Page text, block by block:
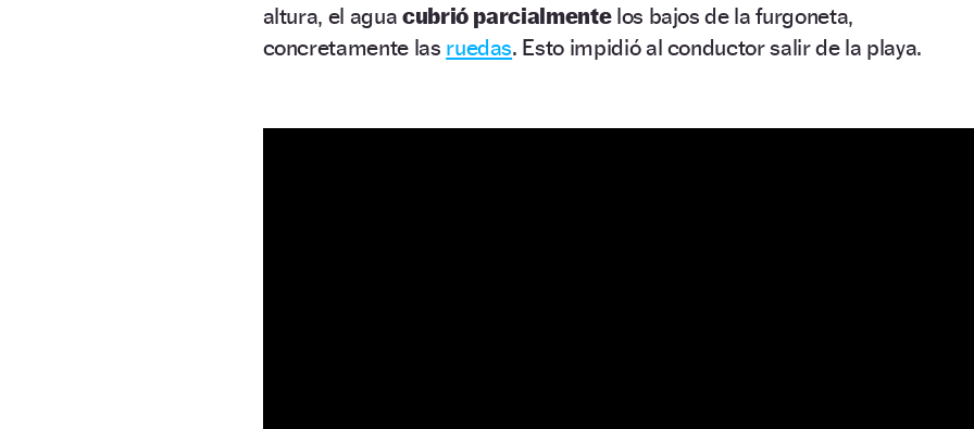
altura, el agua cubrió parcialmente los bajos de la furgoneta,
concretamente las ruedas. Esto impidió al conductor salir de la playa.